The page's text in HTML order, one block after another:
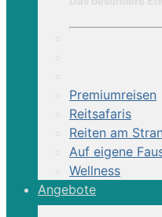
Premiumreisen
Reitsafaris
Reiten am
Auf eigene
Wellness
Angebote
Polo, Pferde-